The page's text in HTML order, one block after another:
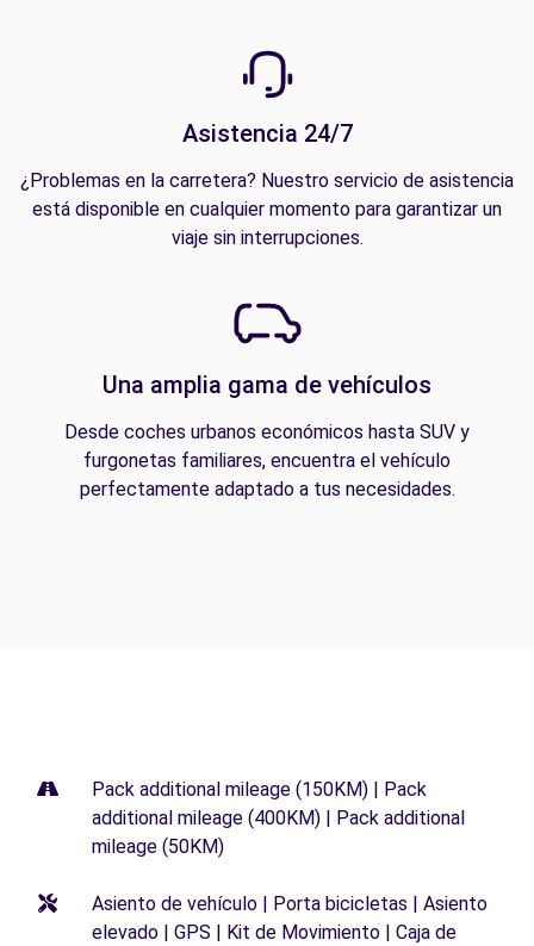
Asistencia 24/7
¿Problemas en la carretera? Nuestro servicio de asistencia
está disponible en cualquier momento para garantizar un
viaje sin interrupciones.
Una amplia gama de vehículos
Desde coches urbanos económicos hasta SUV y
furgonetas familiares, encuentra el vehículo
perfectamente adaptado a tus necesidades.
Pack additional mileage (150KM) | Pack
additional mileage (400KM) | Pack additional
mileage (50KM)
Asiento de vehículo | Porta bicicletas | Asiento
elevado | GPS | Kit de Movimiento | Caja de